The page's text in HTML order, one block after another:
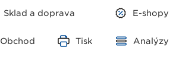
Sklad a doprava E-shopy
Obchod Tisk Analýzy